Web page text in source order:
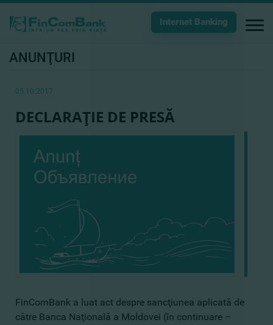
Internet Banking
ANUNŢURI
05.10.2017
DECLARAŢIE DE PRESĂ
FinComBank a luat act despre sancţiunea aplicată de
către Banca Naţională a Moldovei (în continuare –